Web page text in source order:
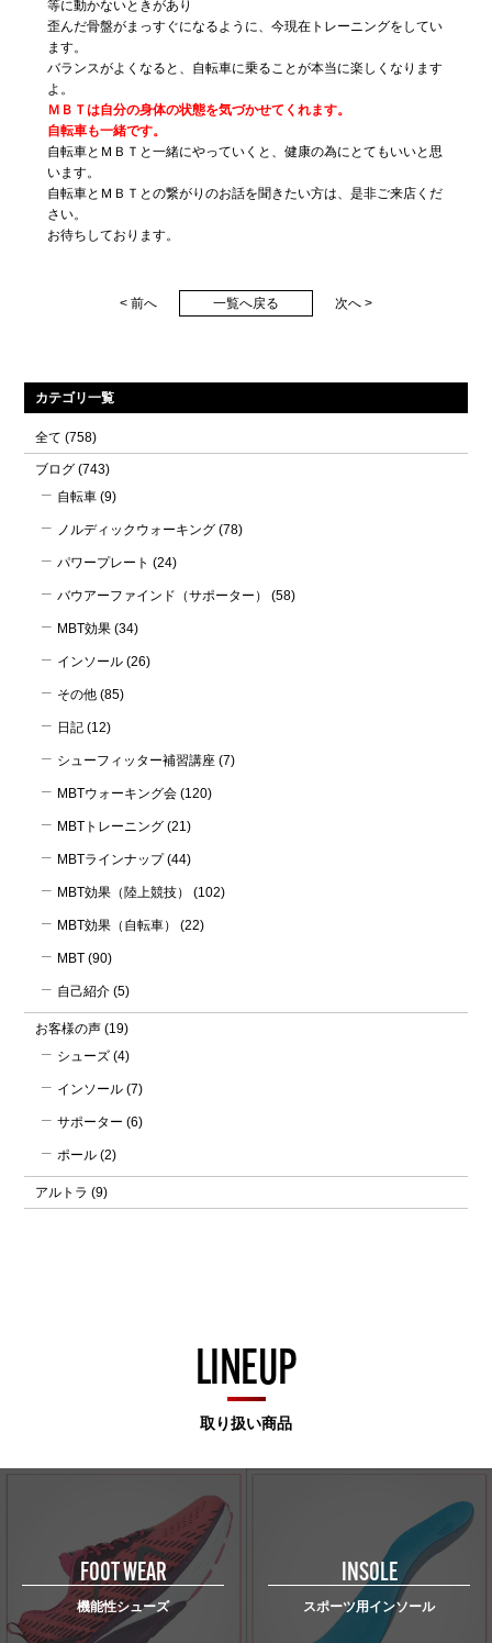
等に動かないときがあり
歪んだ骨盤がまっすぐになるように、今現在トレーニングをしてい
ます。
バランスがよくなると、自転車に乗ることが本当に楽しくなります
よ。
ＭＢＴは自分の身体の状態を気づかせてくれます。
自転車も一緒です。
自転車とＭＢＴと一緒にやっていくと、健康の為にとてもいいと思
います。
自転車とＭＢＴとの繋がりのお話を聞きたい方は、是非ご来店くだ
さい。
お待ちしております。
< 前へ 一覧へ戻る 次へ >
カテゴリ一覧
全て (758)
ブログ (743)
自転車 (9)
ノルディックウォーキング (78)
パワープレート (24)
バウアーファインド（サポーター） (58)
MBT効果 (34)
インソール (26)
その他 (85)
日記 (12)
シューフィッター補習講座 (7)
MBTウォーキング会 (120)
MBTトレーニング (21)
MBTラインナップ(44)
MBT効果（陸上競技） (102)
MBT効果（自転車） (22)
MBT (90)
自己紹介 (5)
お客様の声 (19)
シューズ (4)
インソール (7)
サポーター (6)
ポール (2)
アルトラ (9)
LINEUP
取り扱い商品
FOOT WEAR
機能性シューズ
INSOLE
スポーツ用インソール